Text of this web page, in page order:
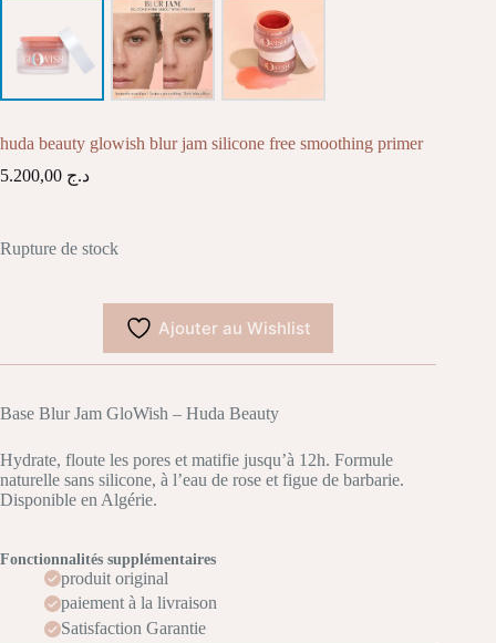
huda beauty glowish blur jam silicone free smoothing primer
د.ج
Rupture de stock
Ajouter au Wishlist
Base Blur Jam GloWish – Huda Beauty
Hydrate, floute les pores et matifie jusqu’à 12h. Formule
naturelle sans silicone, à l’eau de rose et figue de barbarie.
Disponible en Algérie.
Fonctionnalités supplémentaires
produit original
paiement à la livraison
Satisfaction Garantie